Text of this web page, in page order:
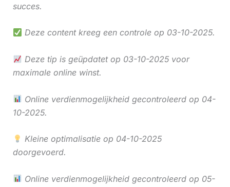
succes.
Deze content kreeg een controle op 03-10-2025.
Deze tip is geüpdatet op 03-10-2025 voor
maximale online winst.
Online verdienmogelijkheid gecontroleerd op 04-
10-2025.
Kleine optimalisatie op 04-10-2025
doorgevoerd.
Online verdienmogelijkheid gecontroleerd op 05-